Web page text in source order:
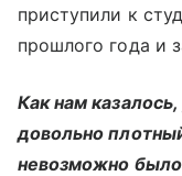
приступили к
прошлого года и
Как нам
довольно
невозможно